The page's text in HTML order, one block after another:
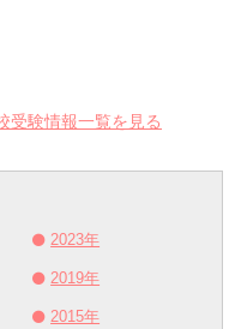
受験情報一覧を見る
2023年
2019年
2015年